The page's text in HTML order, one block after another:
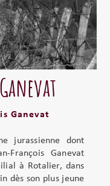
Ganevat
jurassienne dont
François Ganevat
à Rotalier, dans
dès son plus jeune